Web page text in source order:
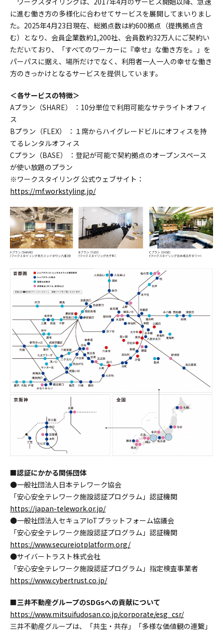
に進む働き方の多様化に合わせてサービスを展開してまいりまし
た。2025年4月23日現在、総拠点数は約600拠点（提携拠点含
む）となり、会員企業数約1,200社、会員数約32万人にご契約い
ただいており、「すべてのワーカーに『幸せ』な働き方を。」を
パーパスに据え、場所だけでなく、利用者一人一人の幸せな働き
方のきっかけとなるサービスを提供しています。
＜各サービスの特徴＞
Aプラン（SHARE） ：10分単位で利用可能なサテライトオフィ
ス
Bプラン（FLEX） ：１席からハイグレードビルにオフィスを持
てるレンタルオフィス
Cプラン（BASE） ：登記が可能で契約拠点のオープンスペース
が使い放題のプラン
※ワークスタイリング 公式ウェブサイト：
https://mf.workstyling.jp/
■認証にかかる関係団体
●一般社団法人日本テレワーク協会
「安心安全テレワーク施設認証プログラム」認証機関
https://japan-telework.or.jp/
●一般社団法人セキュアIoTプラットフォーム協議会
「安心安全テレワーク施設認証プログラム」認証機関
https://www.secureiotplatform.org/
●サイバートラスト株式会社
「安心安全テレワーク施設認証プログラム」指定検査事業者
https://www.cybertrust.co.jp/
■三井不動産グループのSDGsへの貢献について
https://www.mitsuifudosan.co.jp/corporate/esg_csr/
三井不動産グループは、「共生・共存」「多様な価値観の連繋」